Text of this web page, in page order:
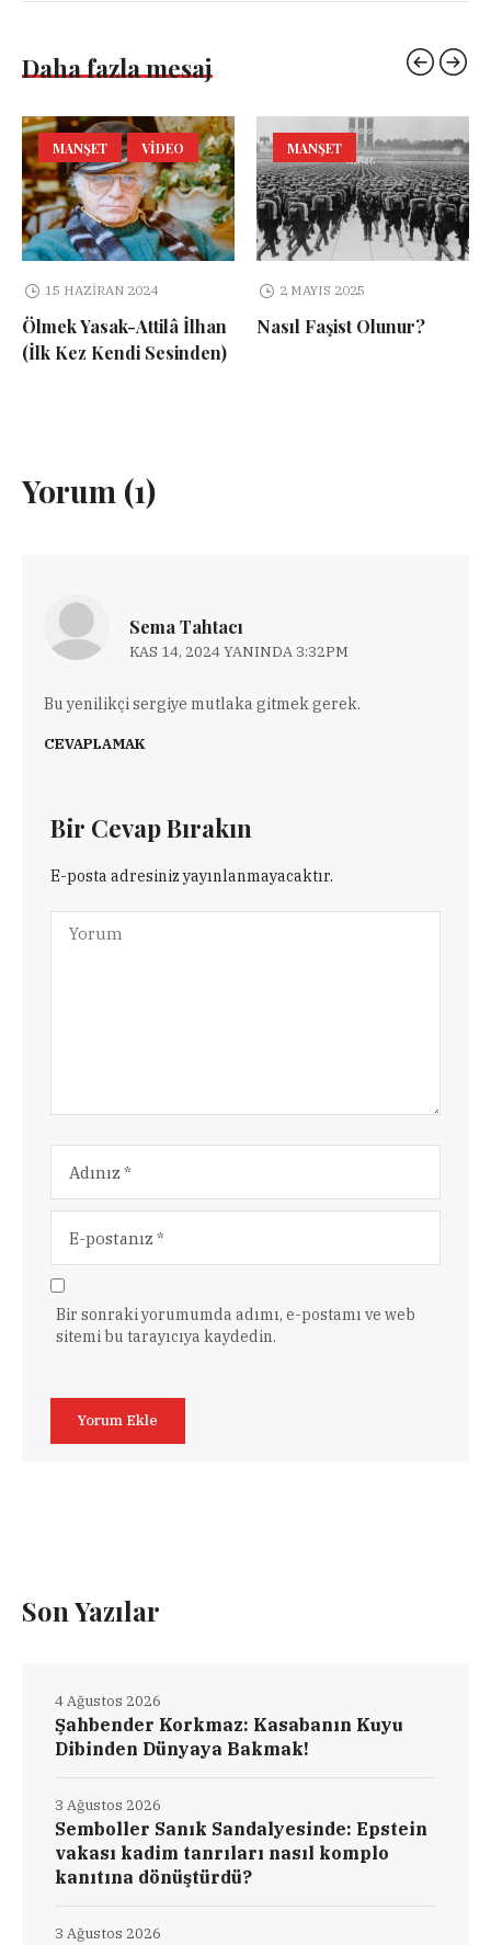
Daha fazla mesaj
MANŞET VIDEO
15 HAZIRAN 2024
Ölmek Yasak-Attilâ İlhan
(İlk Kez Kendi Sesinden)
MANŞET
2 MAYIS 2025
Nasıl Faşist Olunur?
Yorum (1)
Sema Tahtacı
KAS 14, 2024 YANINDA 3:32PM
Bu yenilikçi sergiye mutlaka gitmek gerek.
CEVAPLAMAK
Bir Cevap Bırakın
E-posta adresiniz yayınlanmayacaktır.
Bir sonraki yorumumda adımı, e-postamı ve web
sitemi bu tarayıcıya kaydedin.
Son Yazılar
Şahbender Korkmaz: Kasabanın Kuyu
Dibinden Dünyaya Bakmak!
4 Ağustos 2026
Semboller Sanık Sandalyesinde: Epstein
vakası kadim tanrıları nasıl komplo
kanıtına dönüştürdü?
3 Ağustos 2026
3 Ağustos 2026